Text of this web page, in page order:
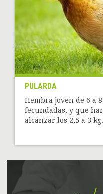
PULARDA
Hembra joven de 6 a
fecundadas, y que
alcanzar los 2,5 a 3